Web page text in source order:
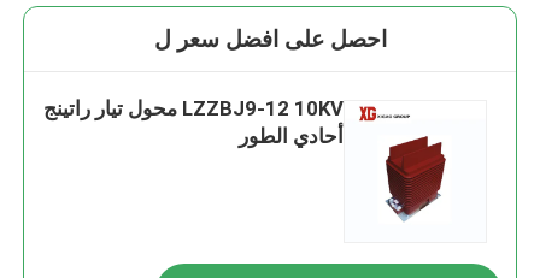
احصل على افضل سعر ل
LZZBJ9-12 10KV محول تيار راتينج
أحادي الطور